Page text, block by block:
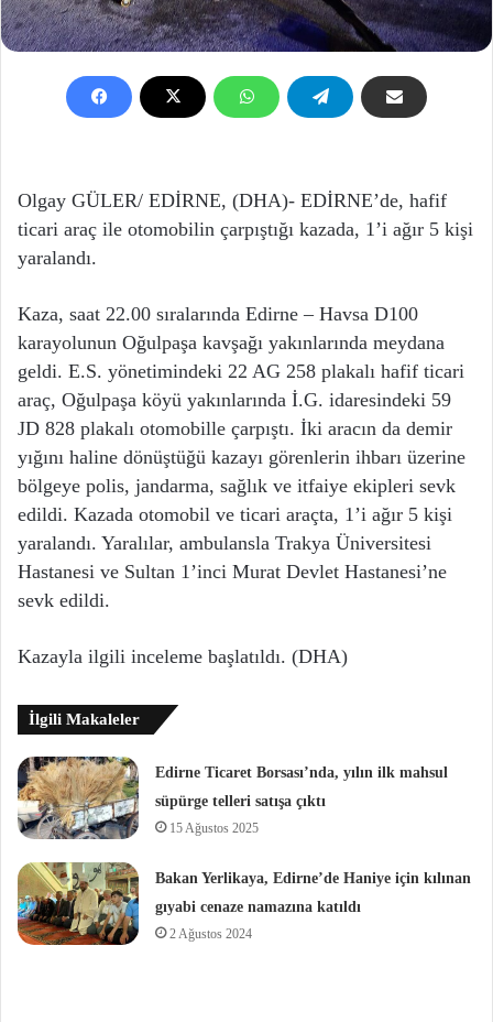
Olgay GÜLER/ EDİRNE, (DHA)- EDİRNE’de, hafif
ticari araç ile otomobilin çarpıştığı kazada, 1’i ağır 5 kişi
yaralandı.
Kaza, saat 22.00 sıralarında Edirne – Havsa D100
karayolunun Oğulpaşa kavşağı yakınlarında meydana
geldi. E.S. yönetimindeki 22 AG 258 plakalı hafif ticari
araç, Oğulpaşa köyü yakınlarında İ.G. idaresindeki 59
JD 828 plakalı otomobille çarpıştı. İki aracın da demir
yığını haline dönüştüğü kazayı görenlerin ihbarı üzerine
bölgeye polis, jandarma, sağlık ve itfaiye ekipleri sevk
edildi. Kazada otomobil ve ticari araçta, 1’i ağır 5 kişi
yaralandı. Yaralılar, ambulansla Trakya Üniversitesi
Hastanesi ve Sultan 1’inci Murat Devlet Hastanesi’ne
sevk edildi.
Kazayla ilgili inceleme başlatıldı. (DHA)
İlgili Makaleler
Edirne Ticaret Borsası’nda, yılın ilk mahsul
süpürge telleri satışa çıktı
15 Ağustos 2025
Bakan Yerlikaya, Edirne’de Haniye için kılınan
gıyabi cenaze namazına katıldı
2 Ağustos 2024